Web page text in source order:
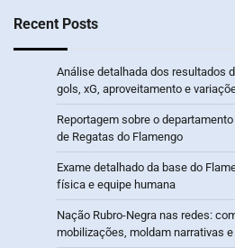
Recent Posts
Análise detalhada dos resultados
gols, xG, aproveitamento e
Reportagem sobre o
de Regatas do Flamengo
Exame detalhado da base do
física e equipe humana
Nação Rubro-Negra nas redes:
mobilizações, moldam narrativas